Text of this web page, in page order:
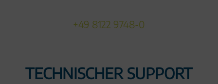
+49 8122 9748-0
TECHNISCHER SUPPORT